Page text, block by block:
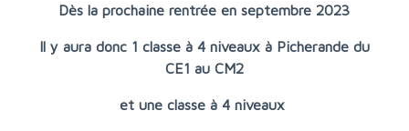
Dès la prochaine rentrée en septembre 2023
Il y aura donc 1 classe à 4 niveaux à Picherande du
CE1 au CM2
et une classe à 4 niveaux